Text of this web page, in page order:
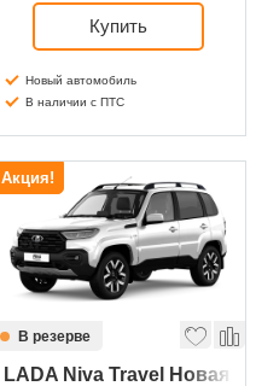
Купить
Новый автомобиль
В наличии с ПТС
Акция!
В резерве
LADA Niva Travel Новая